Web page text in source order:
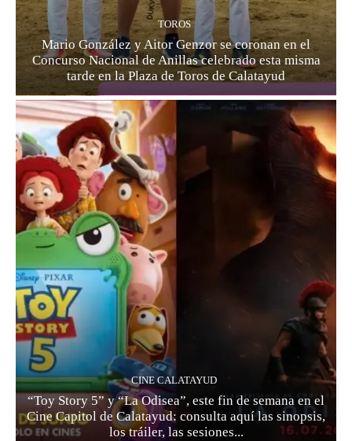
TOROS
Mario González y Aitor Genzor se coronan en el
Concurso Nacional de Anillas celebrado esta misma
tarde en la Plaza de Toros de Calatayud
CINE CALATAYUD
“Toy Story 5” y “La Odisea”, este fin de semana en el
Cine Capitol de Calatayud: consulta aquí las sinopsis,
los tráiler, las sesiones...